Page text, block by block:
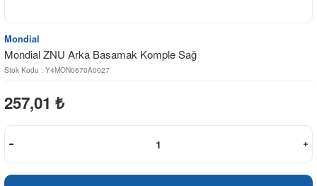
Mondial
Mondial ZNU Arka Basamak Komple Sağ
Stok Kodu : Y4MON0670A0027
257,01 ₺